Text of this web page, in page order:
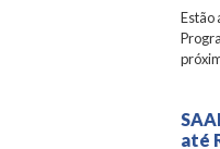
Estão
até